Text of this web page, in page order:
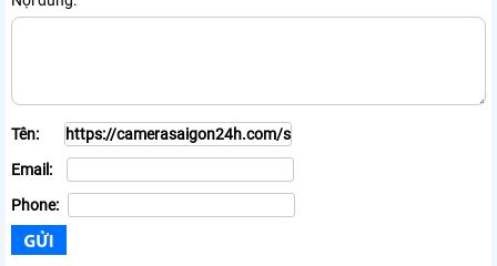
Tên:
Email:
Phone: